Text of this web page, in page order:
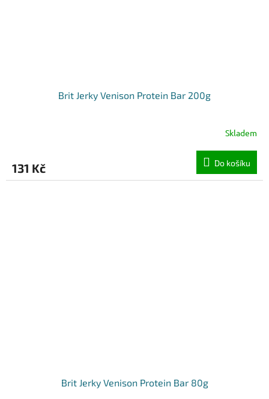
Brit Jerky Venison Protein Bar 200g
Skladem
131 Kč Do košíku
Brit Jerky Venison Protein Bar 80g